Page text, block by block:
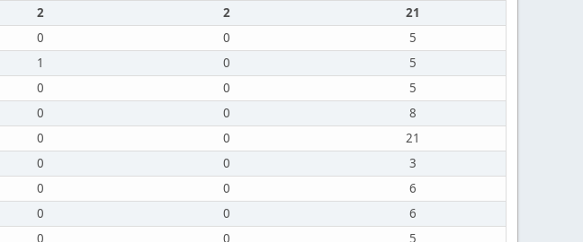
2 2
21
0 0
5
1 0
5
0 0
5
0 0
8
0 0
21
0 0
3
0 0
6
0 0
6
0 0
5